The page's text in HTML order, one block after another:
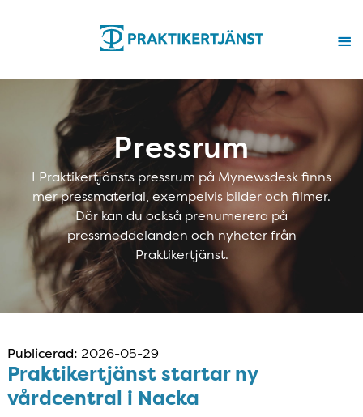
Pressrum
I Praktikertjänsts pressrum på Mynewsdesk finns
mer pressmaterial, exempelvis bilder och filmer.
Där kan du också prenumerera på
pressmeddelanden och nyheter från
Praktikertjänst.
Publicerad: 2026-05-29
Praktikertjänst startar ny
vårdcentral i Nacka